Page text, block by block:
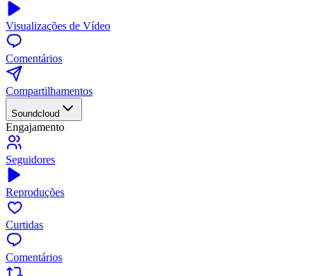
Visualizações de Vídeo
Comentários
Compartilhamentos
Soundcloud
Engajamento
Seguidores
Reproduções
Curtidas
Comentários